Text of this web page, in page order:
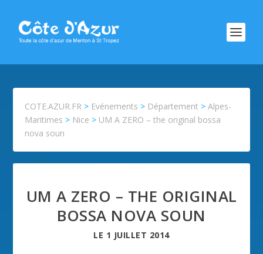
COTE.AZUR.FR > Evénements > Département >Alpes-
Maritimes > Nice > UM A ZERO – the original bossa
nova soun
UM A ZERO – THE ORIGINAL
BOSSA NOVA SOUN
LE 1 JUILLET 2014